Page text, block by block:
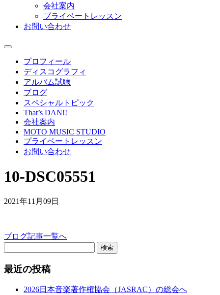
会社案内
プライベートレッスン
お問い合わせ
プロフィール
ディスコグラフィ
アルバム試聴
ブログ
スペシャルトピック
That’s DAN!!
会社案内
MOTO MUSIC STUDIO
プライベートレッスン
お問い合わせ
10-DSC05551
2021年11月09日
ブログ記事一覧へ
検索
最近の投稿
2026日本音楽著作権協会（JASRAC）の総会へ